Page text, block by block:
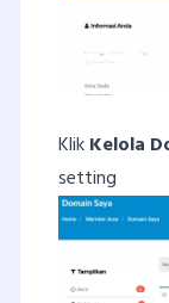
KlikKelola
setting